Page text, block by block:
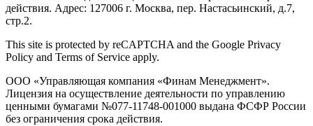
действия. Адрес: 127006 г. Москва, пер. Настасьинский, д.7,
стр.2.
This site is protected by reCAPTCHA and the Google Privacy
Policy and Terms of Service apply.
ООО «Управляющая компания «Финам Менеджмент».
Лицензия на осуществление деятельности по управлению
ценными бумагами №077-11748-001000 выдана ФСФР России
без ограничения срока действия.